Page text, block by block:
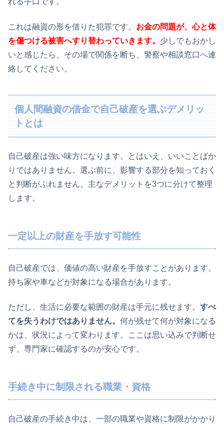
これは融資の形を借りた犯罪です。 お金の問題が、心と体
を傷つける被害へすり替わっていきます。 少しでもおかし
いと感じたら、その場で関係を断ち、警察や相談窓口へ連
絡してください。
個人間融資の借金で自己破産を選ぶデメリッ
トとは
自己破産は強い味方になります。とはいえ、いいことばか
りではありません。選ぶ前に、影響する部分を知っておく
と判断がぶれません。主なデメリットを3つに分けて整理
します。
一定以上の財産を手放す可能性
自己破産では、価値の高い財産を手放すことがあります。
持ち家や車などが対象になる場合があります。
ただし、生活に必要な範囲の財産は手元に残せます。 すべ
てを失うわけではありません。 何が残せて何が対象になる
かは、状況によって変わります。ここは思い込みで判断せ
ず、専門家に確認するのが安心です。
手続き中に制限される職業・資格
自己破産の手続き中は、一部の職業や資格に制限がかかり